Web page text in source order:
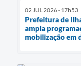
02 JUL 2026 - 17h53
Prefeitura de
ampla
mobilização em